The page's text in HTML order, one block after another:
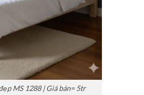
MS 1288 | Giá bán= 5tr